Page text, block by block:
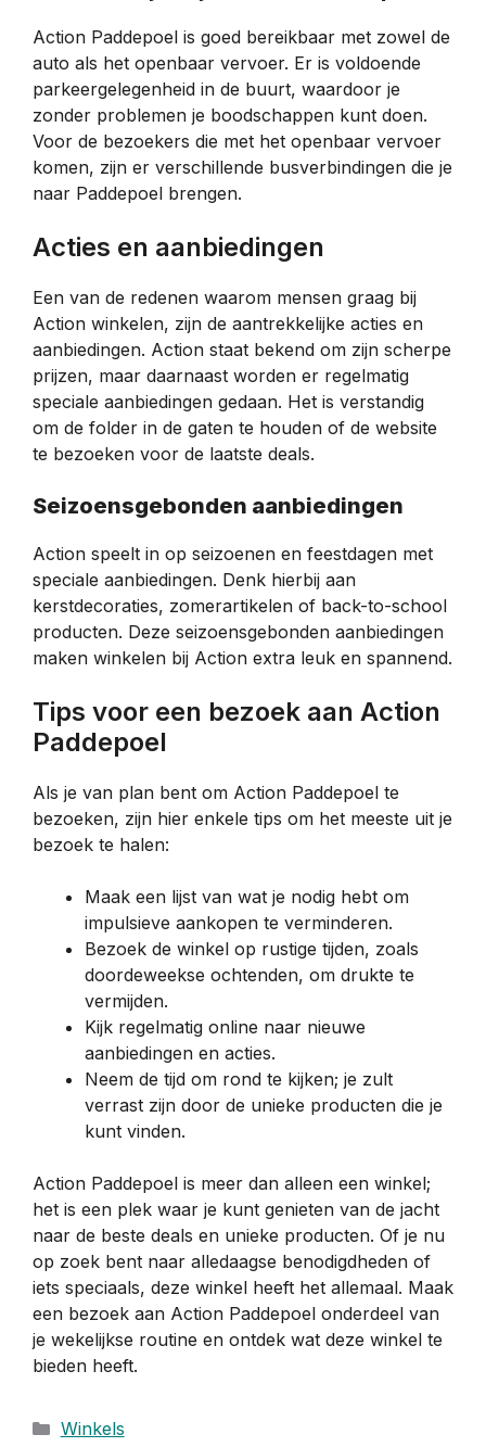
Action Paddepoel is goed bereikbaar met zowel de
auto als het openbaar vervoer. Er is voldoende
parkeergelegenheid in de buurt, waardoor je
zonder problemen je boodschappen kunt doen.
Voor de bezoekers die met het openbaar vervoer
komen, zijn er verschillende busverbindingen die je
naar Paddepoel brengen.
Acties en aanbiedingen
Een van de redenen waarom mensen graag bij
Action winkelen, zijn de aantrekkelijke acties en
aanbiedingen. Action staat bekend om zijn scherpe
prijzen, maar daarnaast worden er regelmatig
speciale aanbiedingen gedaan. Het is verstandig
om de folder in de gaten te houden of de website
te bezoeken voor de laatste deals.
Seizoensgebonden aanbiedingen
Action speelt in op seizoenen en feestdagen met
speciale aanbiedingen. Denk hierbij aan
kerstdecoraties, zomerartikelen of back-to-school
producten. Deze seizoensgebonden aanbiedingen
maken winkelen bij Action extra leuk en spannend.
Tips voor een bezoek aan Action
Paddepoel
Als je van plan bent om Action Paddepoel te
bezoeken, zijn hier enkele tips om het meeste uit je
bezoek te halen:
Maak een lijst van wat je nodig hebt om
impulsieve aankopen te verminderen.
Bezoek de winkel op rustige tijden, zoals
doordeweekse ochtenden, om drukte te
vermijden.
Kijk regelmatig online naar nieuwe
aanbiedingen en acties.
Neem de tijd om rond te kijken; je zult
verrast zijn door de unieke producten die je
kunt vinden.
Action Paddepoel is meer dan alleen een winkel;
het is een plek waar je kunt genieten van de jacht
naar de beste deals en unieke producten. Of je nu
op zoek bent naar alledaagse benodigdheden of
iets speciaals, deze winkel heeft het allemaal. Maak
een bezoek aan Action Paddepoel onderdeel van
je wekelijkse routine en ontdek wat deze winkel te
bieden heeft.
Categorieën
Winkels